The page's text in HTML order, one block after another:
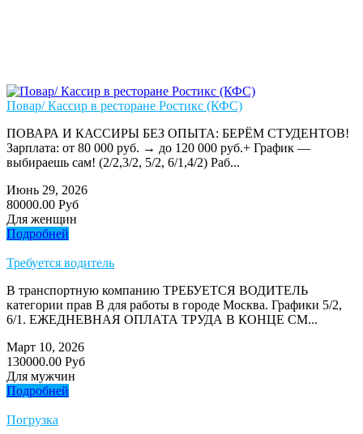
Повар/ Кассир в ресторане Ростикс (КФС)
ПОВАРА И КАССИРЫ БЕЗ ОПЫТА: БЕРЁМ СТУДЕНТОВ!
Зарплата: от 80 000 руб. → до 120 000 руб.+ График —
выбираешь сам! (2/2,3/2, 5/2, 6/1,4/2) Раб...
Июнь 29, 2026
80000.00 Руб
Для женщин
Подробней
Требуется водитель
В транспортную компанию ТРЕБУЕТСЯ ВОДИТЕЛЬ
категории прав В для работы в городе Москва. Графики 5/2,
6/1. ЕЖЕДНЕВНАЯ ОПЛАТА ТРУДА В КОНЦЕ СМ...
Март 10, 2026
130000.00 Руб
Для мужчин
Подробней
Погрузка